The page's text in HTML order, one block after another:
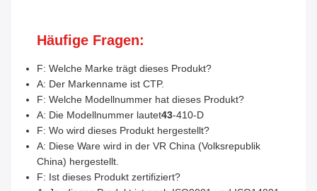
Häufige Fragen:
F: Welche Marke trägt dieses Produkt?
A: Der Markenname ist CTP.
F: Welche Modellnummer hat dieses Produkt?
A: Die Modellnummer lautet43-410-D
F: Wo wird dieses Produkt hergestellt?
A: Diese Ware wird in der VR China (Volksrepublik
China) hergestellt.
F: Ist dieses Produkt zertifiziert?